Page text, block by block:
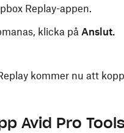
Replay-appen.
klicka på Anslut.
kommer nu att
Avid Pro